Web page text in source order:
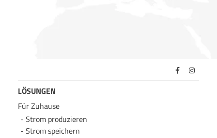
LÖSUNGEN
Für Zuhause
Strom produzieren
Strom speichern